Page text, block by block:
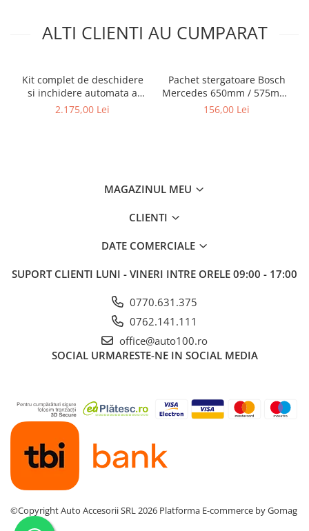
ALTI CLIENTI AU CUMPARAT
Kit complet de deschidere
si inchidere automata a
portbagajului Dacia Bigster
2.175,00 Lei
Pachet stergatoare Bosch
Mercedes 650mm / 575mm,
3 397 118 967
156,00 Lei
MAGAZINUL MEU
CLIENTI
DATE COMERCIALE
SUPORT CLIENTI LUNI - VINERI INTRE ORELE 09:00 - 17:00
0770.631.375
0762.141.111
office@auto100.ro
SOCIAL URMARESTE-NE IN SOCIAL MEDIA
©Copyright Auto Accesorii SRL 2026 Platforma E-commerce by Gomag